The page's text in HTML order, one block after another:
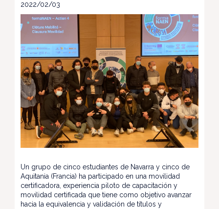
2022/02/03
Un grupo de cinco estudiantes de Navarra y cinco de
Aquitania (Francia) ha participado en una movilidad
certificadora, experiencia piloto de capacitación y
movilidad certificada que tiene como objetivo avanzar
hacia la equivalencia y validación de títulos y